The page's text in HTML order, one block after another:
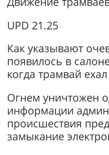
UPD 21.25
Как указывают
появилось в
когда трамвай
Огнем уничтожен
информации
происшествия
замыкание